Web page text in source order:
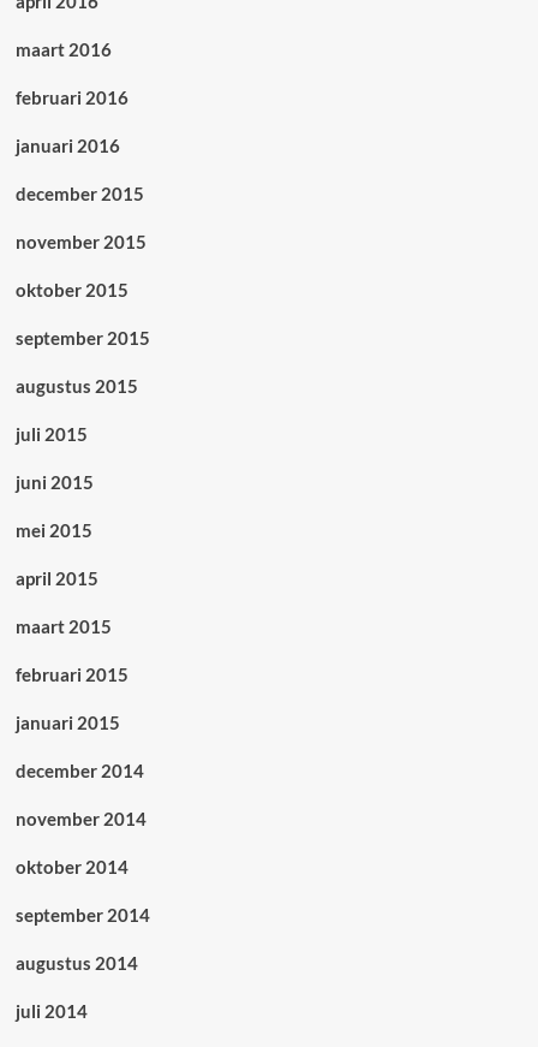
maart 2016
februari 2016
januari 2016
december 2015
november 2015
oktober 2015
september 2015
augustus 2015
juli 2015
juni 2015
mei 2015
april 2015
maart 2015
februari 2015
januari 2015
december 2014
november 2014
oktober 2014
september 2014
augustus 2014
juli 2014